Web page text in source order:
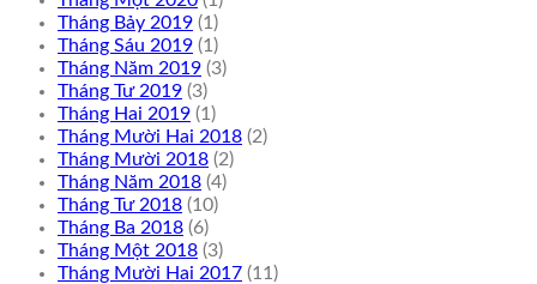
Tháng Bảy 2019 (1)
Tháng Sáu 2019 (1)
Tháng Năm 2019 (3)
Tháng Tư 2019 (3)
Tháng Hai 2019 (1)
Tháng Mười Hai 2018 (2)
Tháng Mười 2018 (2)
Tháng Năm 2018 (4)
Tháng Tư 2018 (10)
Tháng Ba 2018 (6)
Tháng Một 2018 (3)
Tháng Mười Hai 2017 (11)